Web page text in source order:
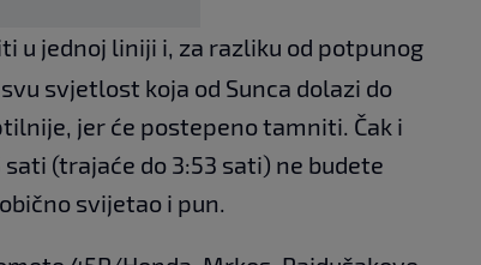
u jednoj liniji i, za razliku od potpunog
svjetlost koja od Sunca dolazi do
jer će postepeno tamniti. Čak i
(trajaće do 3:53 sati) ne budete
svijetao i pun.